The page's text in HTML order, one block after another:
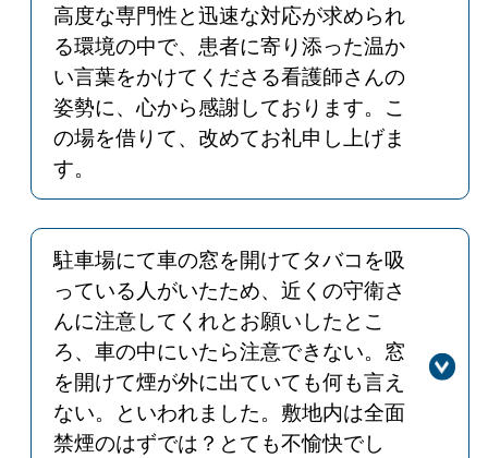
高度な専門性と迅速な対応が求められ
る環境の中で、患者に寄り添った温か
い言葉をかけてくださる看護師さんの
姿勢に、心から感謝しております。こ
の場を借りて、改めてお礼申し上げま
す。
回答
この度は嬉しいお言葉をありがとうご
ざいます。「手術」という人生の中で
も大きな出来事に際し、少しでも安心
できる環境を整えることができればと
日々、心掛けております。今後もいた
だいたお言葉を励みにより良い看護が
提供できるようスタッフ一同励んで参
ります。
駐車場にて車の窓を開けてタバコを吸
っている人がいたため、近くの守衛さ
んに注意してくれとお願いしたとこ
ろ、車の中にいたら注意できない。窓
を開けて煙が外に出ていても何も言え
ない。といわれました。敷地内は全面
禁煙のはずでは？とても不愉快でし